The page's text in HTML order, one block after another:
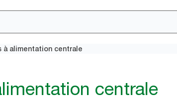
à alimentation centrale
centrale